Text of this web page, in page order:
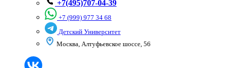
+7(495)707-04-39
+7 (999) 977 34 68
Детский Университет
Москва, Алтуфьевское шоссе, 56